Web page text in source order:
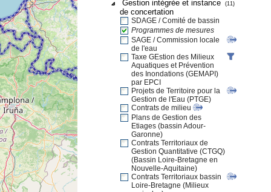
Gestion intégrée et instance
de concertation
(11)
SDAGE / Comité de bassin
Programmes de mesures
SAGE / Commission locale
de l'eau
Taxe GEstion des Milieux
Aquatiques et Prévention
des Inondations (GEMAPI)
par EPCI
Projets de Territoire pour la
Gestion de l'Eau (PTGE)
Contrats de milieu
Plans de Gestion des
Etiages (bassin Adour-
Garonne)
Contrats Territoriaux de
Gestion Quantitative (CTGQ)
(Bassin Loire-Bretagne en
Nouvelle-Aquitaine)
Contrats Territoriaux bassin
Loire-Bretagne (Milieux